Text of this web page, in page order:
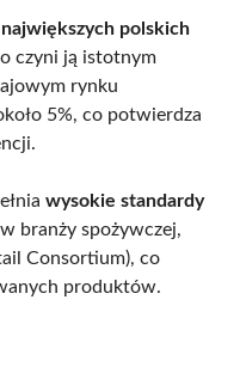
największych polskich
czyni ją istotnym
rynku
5%, co potwierdza
wysokie standardy
branży spożywczej,
Consortium), co
produktów.